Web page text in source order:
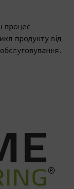
процес
продукту від